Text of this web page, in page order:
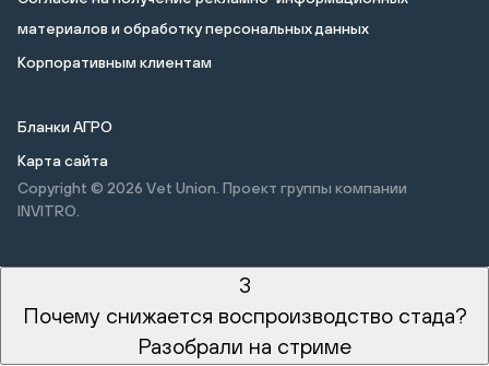
материалов и обработку персональных данных
Корпоративным клиентам
Бланки АГРО
Карта сайта
Copyright © 2026 Vet Union. Проект группы компании
INVITRO.
3
Почему снижается воспроизводство стада?
Разобрали на стриме